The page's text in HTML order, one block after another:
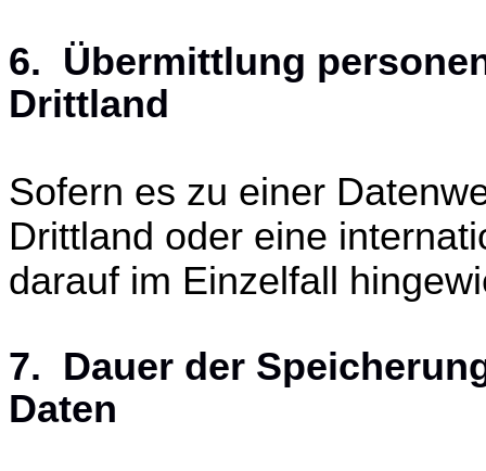
6. Übermittlung
Drittland
Sofern es zu einer
Drittland oder eine
darauf im Einzelfall
7. Dauer der
Daten